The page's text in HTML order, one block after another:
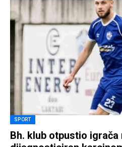
SPORT
Bh. klub otpustio igrača